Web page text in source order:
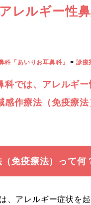
アレルギー性
科「あいりお耳鼻科」 > 診療
科では、アレルギ
感作療法（免疫療
免疫療法）って何
、アレルギー症状を